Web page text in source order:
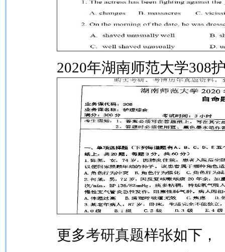
2020年湖南师范大学308
更多考研真题样张如下，